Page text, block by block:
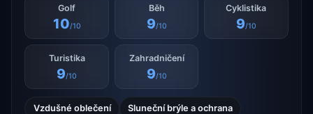
Golf
10/10
Běh
9/10
Cyklistika
9/10
Turistika
9/10
Zahradničení
9/10
Vzdušné oblečení Sluneční brýle a ochrana